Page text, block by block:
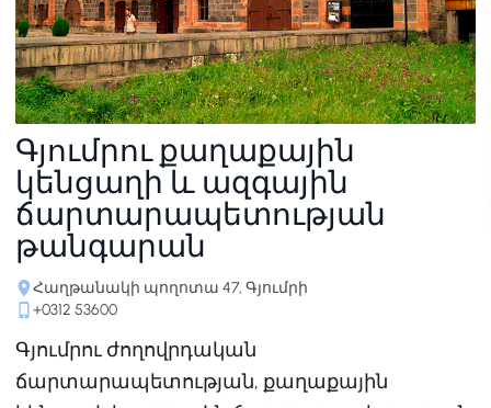
Գյումրու քաղաքային
կենցաղի և ազգային
ճարտարապետության
թանգարան
Հաղթանակի պողոտա 47, Գյումրի
+0312 53600
Գյումրու ժողովրդական
ճարտարապետության, քաղաքային